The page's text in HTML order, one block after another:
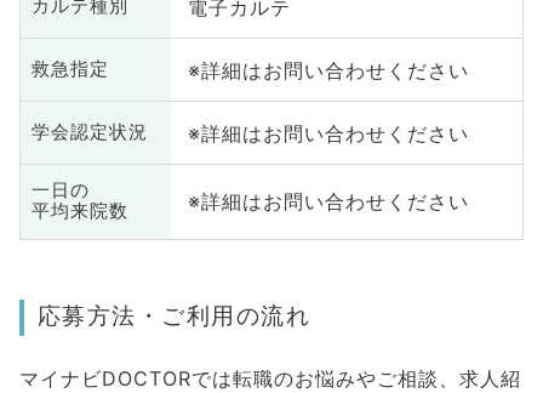
カルテ種別 電子カルテ
救急指定 ※詳細はお問い合わせください
学会認定状況 ※詳細はお問い合わせください
一日の
平均来院数
※詳細はお問い合わせください
応募方法・ご利用の流れ
マイナビDOCTORでは転職のお悩みやご相談、求人紹